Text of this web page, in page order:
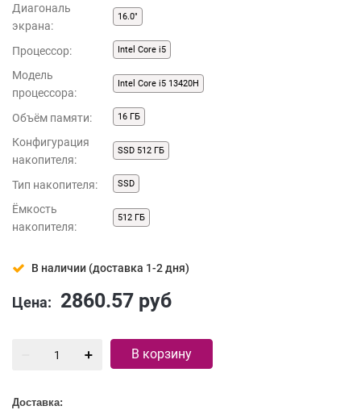
Диагональ
экрана:
16.0"
Процессор: Intel Core i5
Модель
процессора:
Intel Core i5 13420H
Объём памяти: 16 ГБ
Конфигурация
накопителя:
SSD 512 ГБ
Тип накопителя: SSD
Ёмкость
накопителя:
512 ГБ
В наличии (доставка 1-2 дня)
Цена: 2860.57 руб
В корзину
Доставка: